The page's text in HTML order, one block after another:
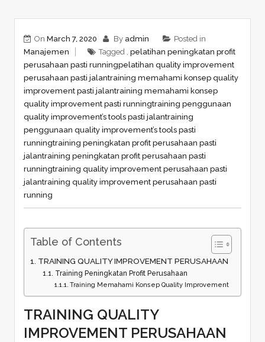
On March 7, 2020 By admin
Posted in
Manajemen
Tagged , pelatihan peningkatan profit
perusahaan pasti runningpelatihan quality improvement
perusahaan pasti jalantraining memahami konsep quality
improvement pasti jalantraining memahami konsep
quality improvement pasti runningtraining penggunaan
quality improvement’s tools pasti jalantraining
penggunaan quality improvement’s tools pasti
runningtraining peningkatan profit perusahaan pasti
jalantraining peningkatan profit perusahaan pasti
runningtraining quality improvement perusahaan pasti
jalantraining quality improvement perusahaan pasti
running
Table of Contents
TRAINING QUALITY IMPROVEMENT PERUSAHAAN
Training Peningkatan Profit Perusahaan
Training Memahami Konsep Quality Improvement
TRAINING QUALITY
IMPROVEMENT PERUSAHAAN